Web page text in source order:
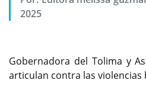
2025
Gobernadora del Tolima y
articulan contra las violencias